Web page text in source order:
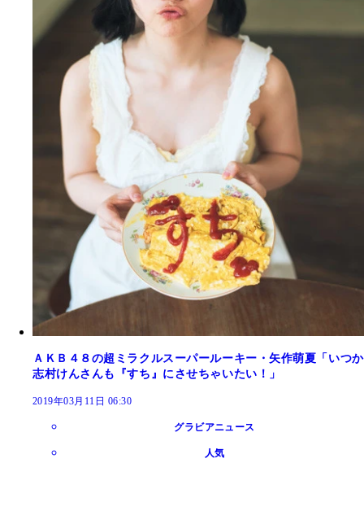
ＡＫＢ４８の超ミラクルスーパールーキー・矢作萌夏「いつか
志村けんさんも『すち』にさせちゃいたい！」
2019年03月11日 06:30
グラビアニュース
人気